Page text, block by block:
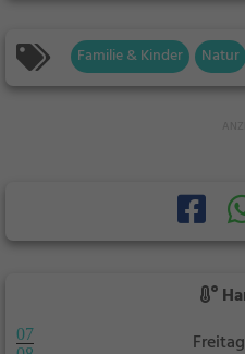
Familie & Kinder Natur
07
Freitag